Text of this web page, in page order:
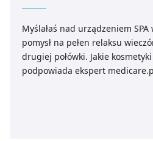
Myślałaś nad urządzeniem
pomysł na pełen relaksu
drugiej połówki. Jakie
podpowiada ekspert